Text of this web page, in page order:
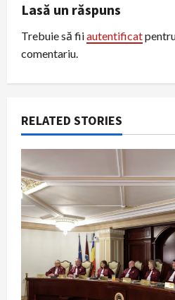
i
g
a
t
i
o
n
Lasă un răspuns
Trebuie să fiiautentificat
comentariu.
RELATED STORIES